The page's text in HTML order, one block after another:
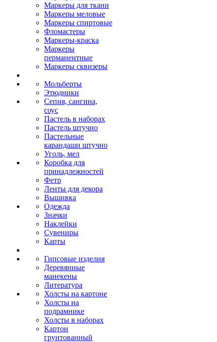
Маркеры для ткани
Маркеры меловые
Маркеры спиртовые
Фломастеры
Маркеры-краска
Маркеры
перманентные
Маркеры сквизеры
Мольберты
Этюдники
Сепия, сангина,
соус
Пастель в наборах
Пастель штучно
Пастельные
карандаши штучно
Уголь, мел
Коробка для
принадлежностей
Фетр
Ленты для декора
Вышивка
Одежда
Значки
Наклейки
Сувениры
Карты
Гипсовые изделия
Деревянные
манекены
Литература
Холсты на картоне
Холсты на
подрамнике
Холсты в наборах
Картон
грунтованный